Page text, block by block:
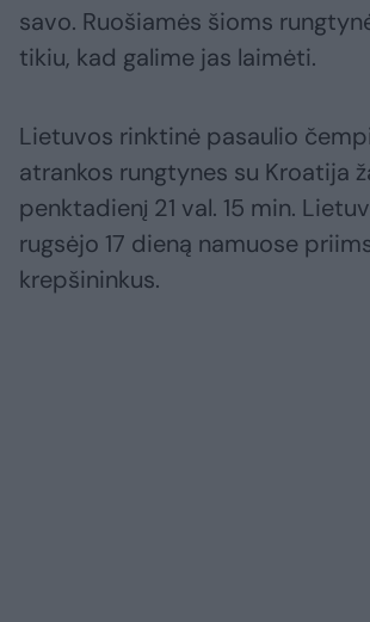
savo. Ruošiamės šioms
tikiu, kad galime jas laimėti.
Lietuvos rinktinė pasaulio
atrankos rungtynes su Kroatija
penktadienį 21 val. 15 min.
rugsėjo 17 dieną namuose
krepšininkus.